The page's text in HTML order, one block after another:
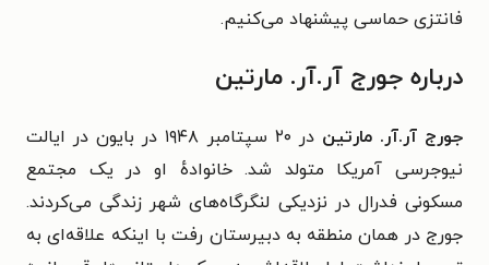
فانتزی حماسی پیشنهاد می‌کنیم.
درباره جورج آر.آر. مارتین
جورج آر.آر. مارتین
در ۲۰ سپتامبر ۱۹۴۸ در بایون در ایالت
نیوجرسی آمریکا متولد شد. خانوادهٔ او در یک مجتمع
مسکونی فدرال در نزدیکی لنگرگاه‌های شهر زندگی می‌کردند.
جورج در همان منطقه به دبیرستان رفت با اینکه علاقه‌ای به